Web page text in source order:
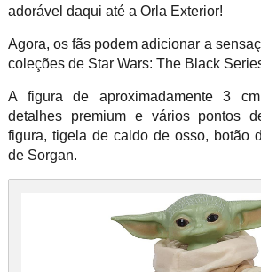
adorável daqui até a Orla Exterior!
Agora, os fãs podem adicionar a
coleções de Star Wars: The Black
A figura de aproximadamente 3
detalhes premium e vários pontos
figura, tigela de caldo de osso, botão
de Sorgan.